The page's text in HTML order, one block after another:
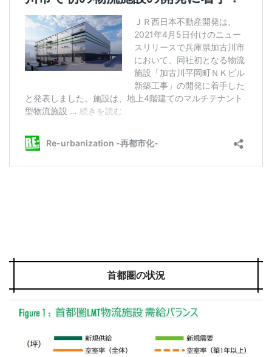
首都圏の状況